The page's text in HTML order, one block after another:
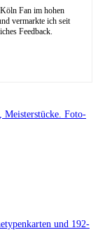
Fan im hohen
vermarkte ich seit
Feedback.
Meisterstücke. Foto-
und 192-